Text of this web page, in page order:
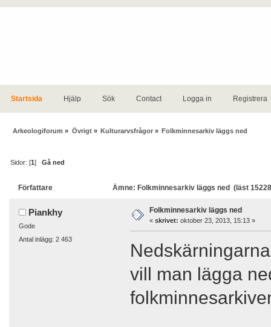
Startsida Hjälp Sök Contact Logga in Registrera
Arkeologiforum » Övrigt» Kulturarvsfrågor» Folkminnesarkiv läggs ned
Sidor: [1]Gå ned
Författare Ämne: Folkminnesarkiv läggs ned (läst
Piankhy
Gode
Antal inlägg: 2 463
Folkminnesarkiv läggs ned
« skrivet: oktober 23, 2013, 15:13 »
vill man lägga